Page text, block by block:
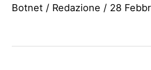
Botnet / Redazione / 28